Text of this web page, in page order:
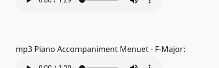
mp3 Piano Accompaniment Menuet - F-Major: